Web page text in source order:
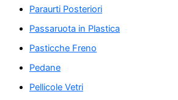
Paraurti Posteriori
Passaruota in Plastica
Pasticche Freno
Pedane
Pellicole Vetri